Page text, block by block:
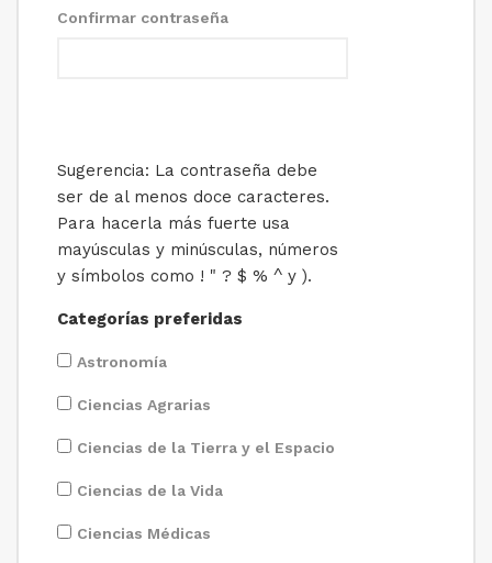
Confirmar contraseña
Sugerencia: La contraseña debe
ser de al menos doce caracteres.
Para hacerla más fuerte usa
mayúsculas y minúsculas, números
y símbolos como ! " ? $ % ^ y ).
Categorías preferidas
Astronomía
Ciencias Agrarias
Ciencias de la Tierra y el Espacio
Ciencias de la Vida
Ciencias Médicas